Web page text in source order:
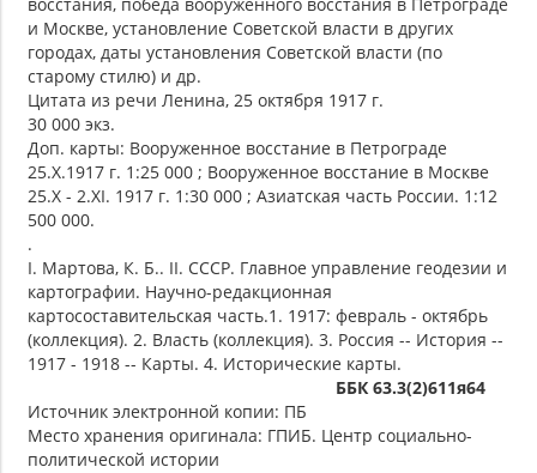
восстания, победа вооруженного восстания в Петрограде
и Москве, установление Советской власти в других
городах, даты установления Советской власти (по
старому стилю) и др.
Цитата из речи Ленина, 25 октября 1917 г.
30 000 экз.
Доп. карты: Вооруженное восстание в Петрограде
25.X.1917 г. 1:25 000 ; Вооруженное восстание в Москве
25.X - 2.XI. 1917 г. 1:30 000 ; Азиатская часть России. 1:12
500 000.
.
I. Мартова, К. Б.. II. СССР. Главное управление геодезии и
картографии. Научно-редакционная
картосоставительская часть.1. 1917: февраль - октябрь
(коллекция). 2. Власть (коллекция). 3. Россия -- История --
1917 - 1918 -- Карты. 4. Исторические карты.
ББК 63.3(2)611я64
Источник электронной копии: ПБ
Место хранения оригинала: ГПИБ. Центр социально-
политической истории